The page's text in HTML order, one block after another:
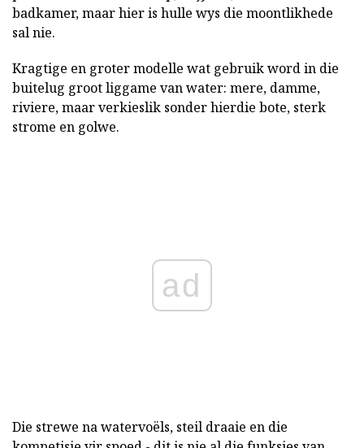
badkamer, maar hier is hulle wys die moontlikhede
sal nie.
Kragtige en groter modelle wat gebruik word in die
buitelug groot liggame van water: mere, damme,
riviere, maar verkieslik sonder hierdie bote, sterk
strome en golwe.
ad
Die strewe na watervoëls, steil draaie en die